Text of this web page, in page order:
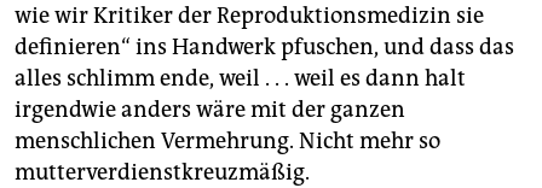
wie wir Kritiker der Reproduktionsmedizin sie
definieren“ ins Handwerk pfuschen, und dass das
alles schlimm ende, weil . . . weil es dann halt
irgendwie anders wäre mit der ganzen
menschlichen Vermehrung. Nicht mehr so
mutterverdienstkreuzmäßig.